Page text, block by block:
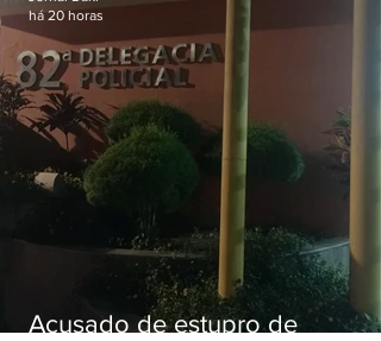
Acusado de estupro de
há 20 horas